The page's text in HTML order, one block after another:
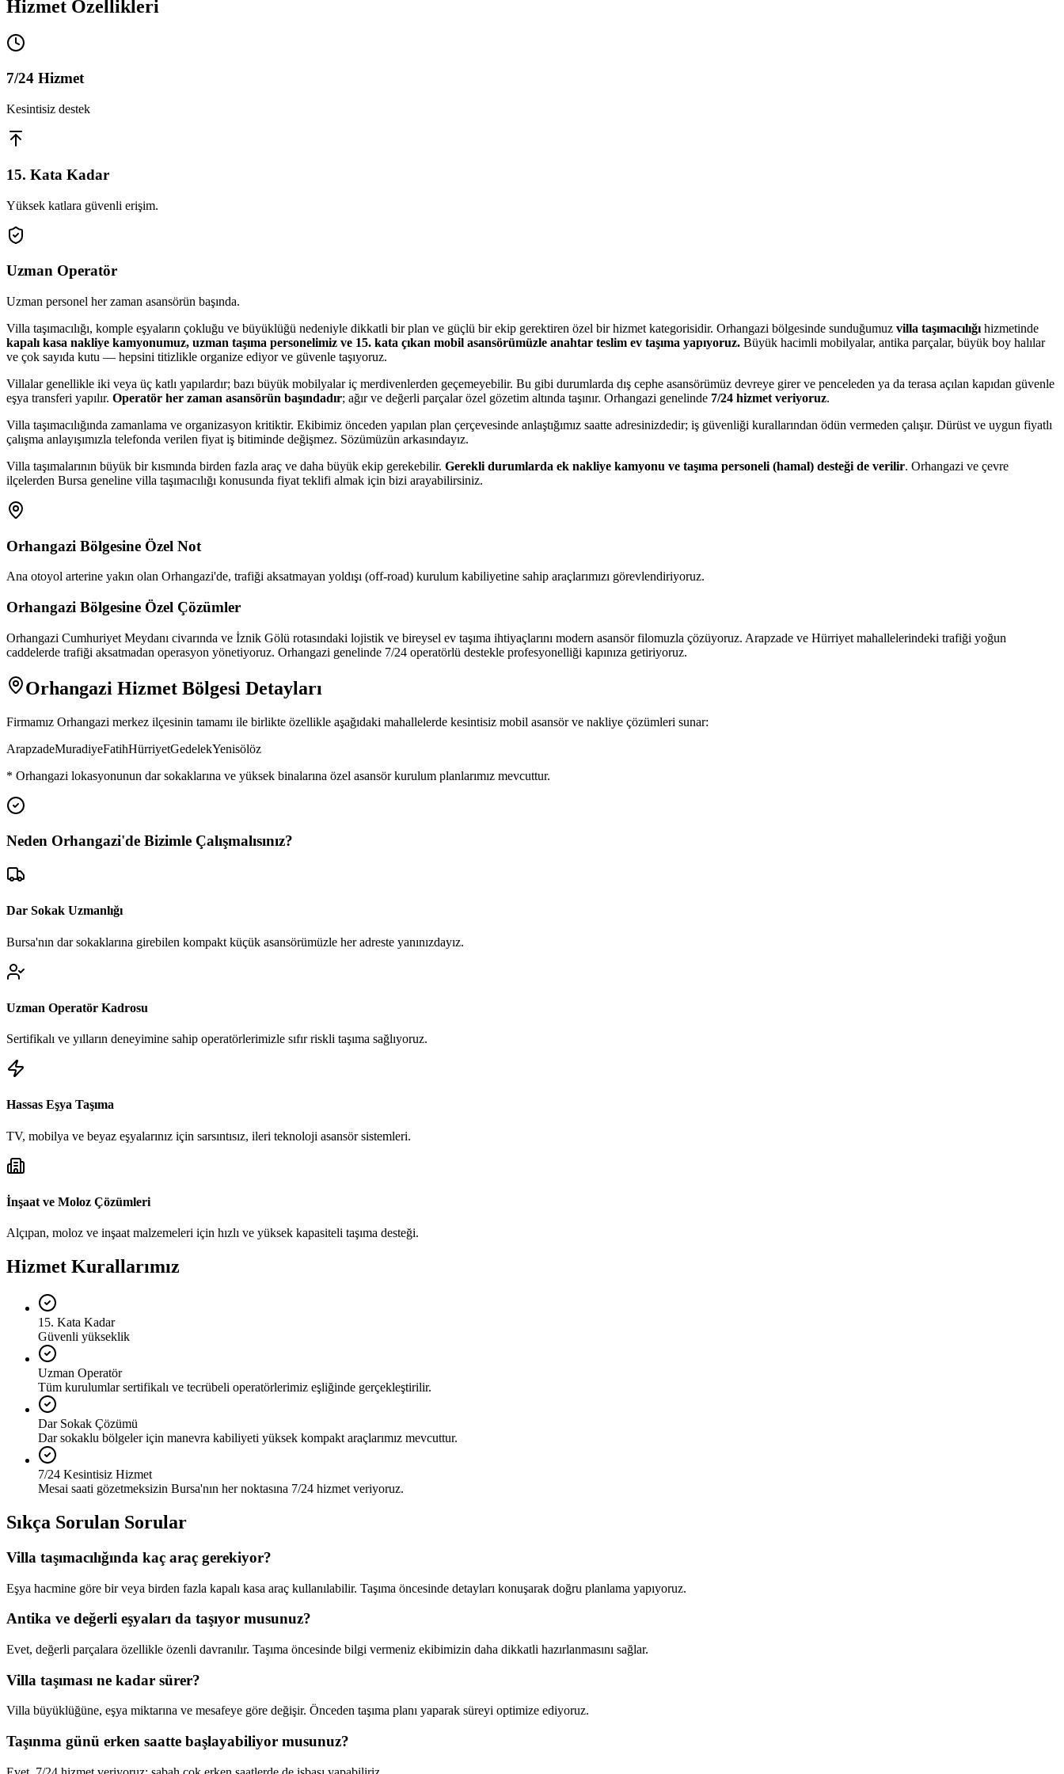
Hizmet Özellikleri
7/24 Hizmet
Kesintisiz destek
15. Kata Kadar
Yüksek katlara güvenli erişim.
Uzman Operatör
Uzman personel her zaman asansörün başında.
Villa taşımacılığı, komple eşyaların çokluğu ve büyüklüğü nedeniyle dikkatli bir plan ve güçlü bir ekip gerektiren özel bir hizmet kategorisidir. Orhangazi bölgesinde sunduğumuz villa taşımacılığı hizmetinde
kapalı kasa nakliye kamyonumuz, uzman taşıma personelimiz ve 15. kata çıkan mobil asansörümüzle anahtar teslim ev taşıma yapıyoruz. Büyük hacimli mobilyalar, antika parçalar, büyük boy halılar
ve çok sayıda kutu — hepsini titizlikle organize ediyor ve güvenle taşıyoruz.
Villalar genellikle iki veya üç katlı yapılardır; bazı büyük mobilyalar iç merdivenlerden geçemeyebilir. Bu gibi durumlarda dış cephe asansörümüz devreye girer ve penceleden ya da terasa açılan kapıdan güvenle
eşya transferi yapılır. Operatör her zaman asansörün başındadır; ağır ve değerli parçalar özel gözetim altında taşınır. Orhangazi genelinde 7/24 hizmet veriyoruz.
Villa taşımacılığında zamanlama ve organizasyon kritiktir. Ekibimiz önceden yapılan plan çerçevesinde anlaştığımız saatte adresinizdedir; iş güvenliği kurallarından ödün vermeden çalışır. Dürüst ve uygun fiyatlı
çalışma anlayışımızla telefonda verilen fiyat iş bitiminde değişmez. Sözümüzün arkasındayız.
Villa taşımalarının büyük bir kısmında birden fazla araç ve daha büyük ekip gerekebilir. Gerekli durumlarda ek nakliye kamyonu ve taşıma personeli (hamal) desteği de verilir. Orhangazi ve çevre
ilçelerden Bursa geneline villa taşımacılığı konusunda fiyat teklifi almak için bizi arayabilirsiniz.
Orhangazi Bölgesine Özel Not
Ana otoyol arterine yakın olan Orhangazi'de, trafiği aksatmayan yoldışı (off-road) kurulum kabiliyetine sahip araçlarımızı görevlendiriyoruz.
Orhangazi Bölgesine Özel Çözümler
Orhangazi Cumhuriyet Meydanı civarında ve İznik Gölü rotasındaki lojistik ve bireysel ev taşıma ihtiyaçlarını modern asansör filomuzla çözüyoruz. Arapzade ve Hürriyet mahallelerindeki trafiği yoğun
caddelerde trafiği aksatmadan operasyon yönetiyoruz. Orhangazi genelinde 7/24 operatörlü destekle profesyonelliği kapınıza getiriyoruz.
Orhangazi Hizmet Bölgesi Detayları
Firmamız Orhangazi merkez ilçesinin tamamı ile birlikte özellikle aşağıdaki mahallelerde kesintisiz mobil asansör ve nakliye çözümleri sunar:
ArapzadeMuradiyeFatihHürriyetGedelekYenisölöz
* Orhangazi lokasyonunun dar sokaklarına ve yüksek binalarına özel asansör kurulum planlarımız mevcuttur.
Neden Orhangazi'de Bizimle Çalışmalısınız?
Dar Sokak Uzmanlığı
Bursa'nın dar sokaklarına girebilen kompakt küçük asansörümüzle her adreste yanınızdayız.
Uzman Operatör Kadrosu
Sertifikalı ve yılların deneyimine sahip operatörlerimizle sıfır riskli taşıma sağlıyoruz.
Hassas Eşya Taşıma
TV, mobilya ve beyaz eşyalarınız için sarsıntısız, ileri teknoloji asansör sistemleri.
İnşaat ve Moloz Çözümleri
Alçıpan, moloz ve inşaat malzemeleri için hızlı ve yüksek kapasiteli taşıma desteği.
Hizmet Kurallarımız
15. Kata Kadar
Güvenli yükseklik
Uzman Operatör
Tüm kurulumlar sertifikalı ve tecrübeli operatörlerimiz eşliğinde gerçekleştirilir.
Dar Sokak Çözümü
Dar sokaklu bölgeler için manevra kabiliyeti yüksek kompakt araçlarımız mevcuttur.
7/24 Kesintisiz Hizmet
Mesai saati gözetmeksizin Bursa'nın her noktasına 7/24 hizmet veriyoruz.
Sıkça Sorulan Sorular
Villa taşımacılığında kaç araç gerekiyor?
Eşya hacmine göre bir veya birden fazla kapalı kasa araç kullanılabilir. Taşıma öncesinde detayları konuşarak doğru planlama yapıyoruz.
Antika ve değerli eşyaları da taşıyor musunuz?
Evet, değerli parçalara özellikle özenli davranılır. Taşıma öncesinde bilgi vermeniz ekibimizin daha dikkatli hazırlanmasını sağlar.
Villa taşıması ne kadar sürer?
Villa büyüklüğüne, eşya miktarına ve mesafeye göre değişir. Önceden taşıma planı yaparak süreyi optimize ediyoruz.
Taşınma günü erken saatte başlayabiliyor musunuz?